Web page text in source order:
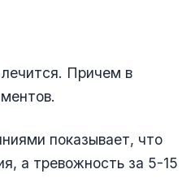
Причем в
показывает, что
а тревожность за 5-15